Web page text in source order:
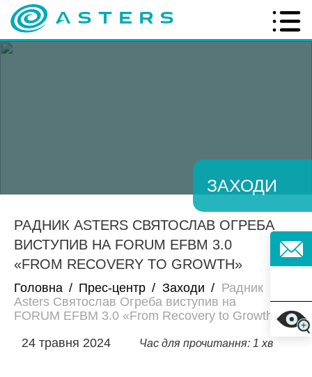
ЗАХОДИ
РАДНИК ASTERS СВЯТОСЛАВ ОГРЕБА
ВИСТУПИВ НА FORUM EFBM 3.0
«FROM RECOVERY TO GROWTH»
Головна / Прес-центр / Заходи / Радник
Asters Святослав Огреба виступив на
FORUM EFBM 3.0 «From Recovery to Growth»
24 травня 2024
Час для прочитання: 1 хв